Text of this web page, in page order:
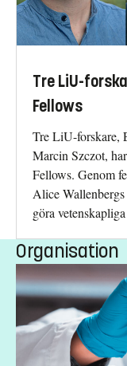
Tre LiU-
Fellows
Tre LiU-forskare,
Marcin Szczot,
Fellows. Genom
Alice
göra
Organisation